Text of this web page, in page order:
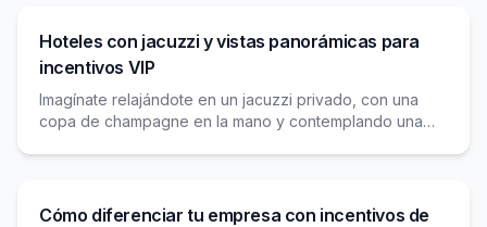
Hoteles con jacuzzi y vistas panorámicas para
incentivos VIP
Imagínate relajándote en un jacuzzi privado, con una
copa de champagne en la mano y contemplando una
Cómo diferenciar tu empresa con incentivos de